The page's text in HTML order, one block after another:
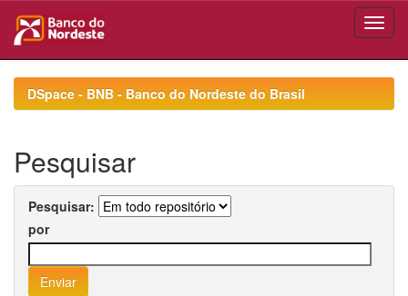
navigationDSpace - BNB - Banco do Nordeste do Brasil
Pesquisar
Pesquisar:
por